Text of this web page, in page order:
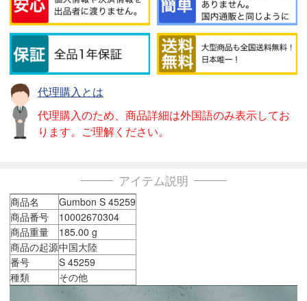
代理購入とは
代理購入のため、商品詳細は外国語のみ表示してお
ります。ご理解ください。
アイテム説明
商品名
Gumbon S 45259
商品番号
10002670304
商品重量
185.00 g
商品の起源中国大陸
番号
S 45259
種類
その他